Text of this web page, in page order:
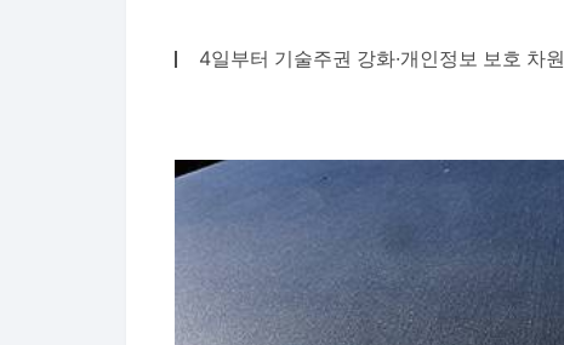
4일부터 기술주권 강화·개인정보 보호 차원